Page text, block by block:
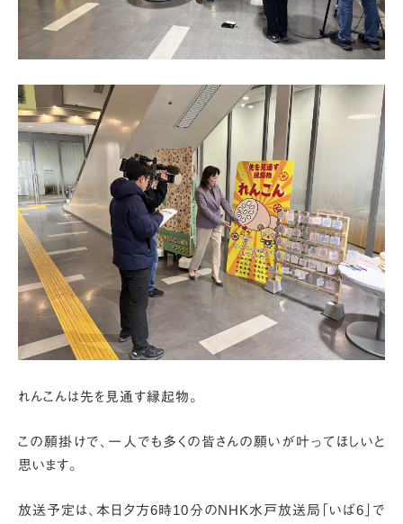
れんこんは先を見通す縁起物。
この願掛けで、一人でも多くの皆さんの願いが叶ってほしいと
思います。
放送予定は、本日夕方6時10分のNHK水戸放送局「いば6」で